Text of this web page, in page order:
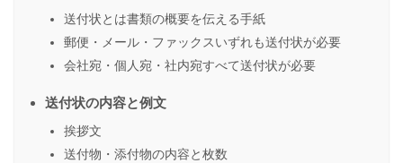
送付状とは書類の概要を伝える手紙
郵便・メール・ファックスいずれも送付状が必要
会社宛・個人宛・社内宛すべて送付状が必要
送付状の内容と例文
挨拶文
送付物・添付物の内容と枚数